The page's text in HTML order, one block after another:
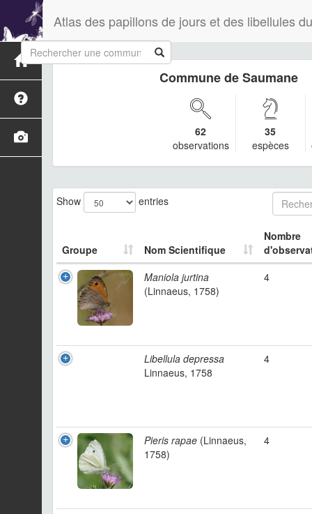
Atlas des papillons de jours et des libellules
Commune de Saumane
62
observations
35
espèces
Show entries
Groupe Nom Scientifique
Nombre
Maniola jurtina
(Linnaeus, 1758)
4
Libellula depressa
Linnaeus, 1758
4
Pieris rapae (Linnaeus,
1758)
4